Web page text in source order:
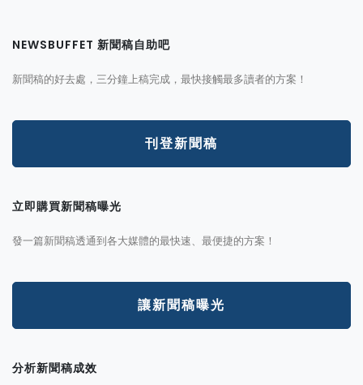
NEWSBUFFET 新聞稿自助吧
新聞稿的好去處，三分鐘上稿完成，最快接觸最多讀者的方案！
刊登新聞稿
立即購買新聞稿曝光
發一篇新聞稿透通到各大媒體的最快速、最便捷的方案！
讓新聞稿曝光
分析新聞稿成效